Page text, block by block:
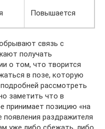
Повышается
связь с
получать
о том, что творится
в позе, которую
рассмотреть
заметить что в
принимает позицию «на
появления раздражителя